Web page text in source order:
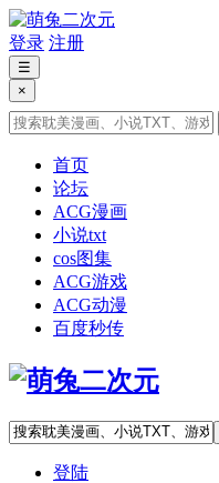
登录 注册
☰
×
首页
论坛
ACG漫画
小说txt
cos图集
ACG游戏
ACG动漫
百度秒传
登陆